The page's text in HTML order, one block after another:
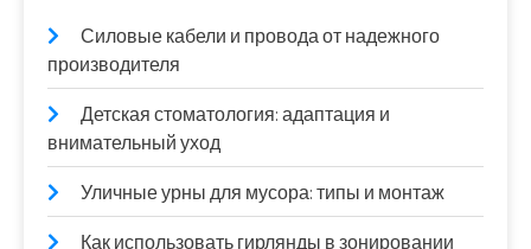
Силовые кабели и провода от надежного
производителя
Детская стоматология: адаптация и
внимательный уход
Уличные урны для мусора: типы и монтаж
Как использовать гирлянды в зонировании